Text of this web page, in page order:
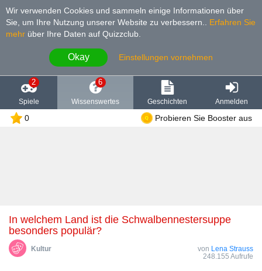
Wir verwenden Cookies und sammeln einige Informationen über
Sie, um Ihre Nutzung unserer Website zu verbessern.
Erfahren Sie
mehr über Ihre Daten auf Quizzclub.
Okay Einstellungen vornehmen
2
Spiele
6
Wissenswertes Geschichten Anmelden
0 Probieren Sie Booster aus
In welchem Land ist die Schwalbennestersuppe
besonders populär?
Kultur von Lena Strauss
248.155 Aufrufe